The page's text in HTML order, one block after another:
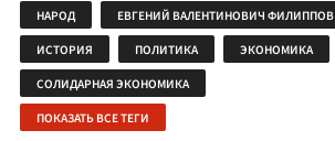
НАРОД ЕВГЕНИЙ ВАЛЕНТИНОВИЧ ФИЛИППОВ
ИСТОРИЯ ПОЛИТИКА ЭКОНОМИКА
СОЛИДАРНАЯ ЭКОНОМИКА
ПОКАЗАТЬ ВСЕ ТЕГИ